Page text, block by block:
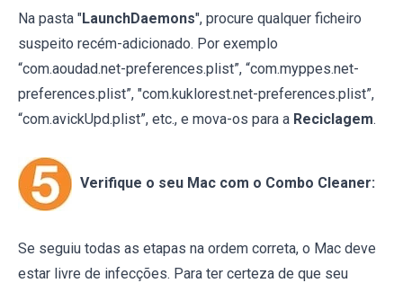
Na pasta "LaunchDaemons", procure qualquer ficheiro
suspeito recém-adicionado. Por exemplo
“com.aoudad.net-preferences.plist”, “com.myppes.net-
preferences.plist”, "com.kuklorest.net-preferences.plist”,
“com.avickUpd.plist”, etc., e mova-os para a Reciclagem.
Verifique o seu Mac com o Combo Cleaner:
Se seguiu todas as etapas na ordem correta, o Mac deve
estar livre de infecções. Para ter certeza de que seu